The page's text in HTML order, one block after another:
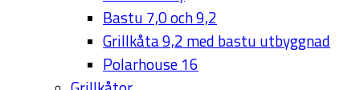
Bastu 7,0 och 9,2
Grillkåta 9,2 med bastu utbyggnad
Polarhouse 16